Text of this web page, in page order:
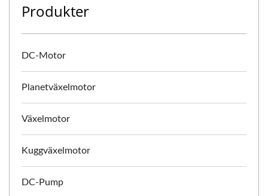
Produkter
DC-Motor
Planetväxelmotor
Växelmotor
Kuggväxelmotor
DC-Pump